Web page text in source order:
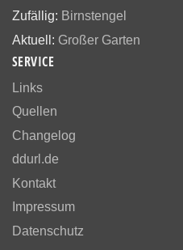
Zufällig: Birnstengel
Aktuell: Großer Garten
SERVICE
Links
Quellen
Changelog
ddurl.de
Kontakt
Impressum
Datenschutz